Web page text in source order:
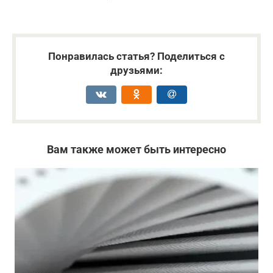
Понравилась статья? Поделиться с
друзьями:
Вам также может быть интересно